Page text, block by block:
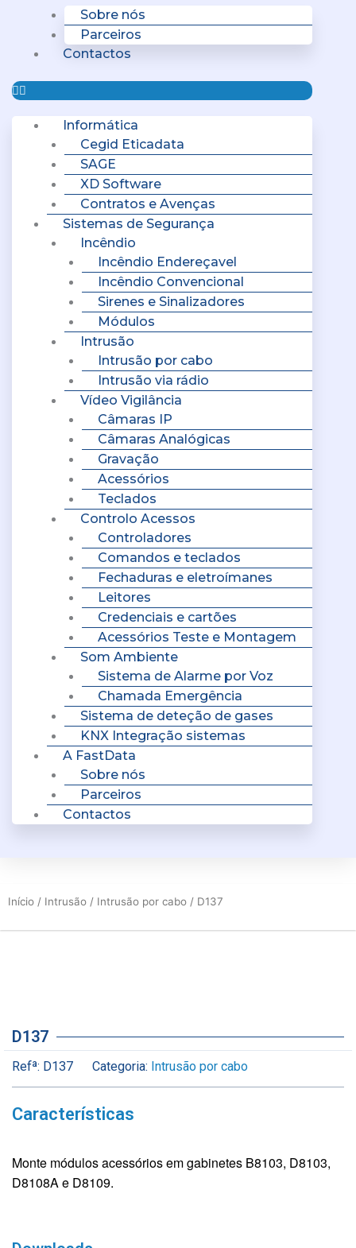
Sobre nós
Parceiros
Contactos
Informática
Cegid Eticadata
SAGE
XD Software
Contratos e Avenças
Sistemas de Segurança
Incêndio
Incêndio Endereçavel
Incêndio Convencional
Sirenes e Sinalizadores
Módulos
Intrusão
Intrusão por cabo
Intrusão via rádio
Vídeo Vigilância
Câmaras IP
Câmaras Analógicas
Gravação
Acessórios
Teclados
Controlo Acessos
Controladores
Comandos e teclados
Fechaduras e eletroímanes
Leitores
Credenciais e cartões
Acessórios Teste e Montagem
Som Ambiente
Sistema de Alarme por Voz
Chamada Emergência
Sistema de deteção de gases
KNX Integração sistemas
A FastData
Sobre nós
Parceiros
Contactos
Início / Intrusão / Intrusão por cabo / D137
D137
Refª: D137 Categoria: Intrusão por cabo
Características
Monte módulos acessórios em gabinetes B8103, D8103,
D8108A e D8109.